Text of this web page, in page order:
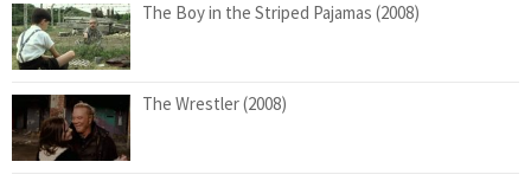
The Boy in the Striped Pajamas (2008)
The Wrestler (2008)